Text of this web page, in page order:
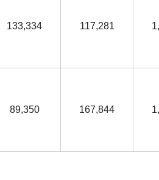
133,334 117,281
89,350 167,844